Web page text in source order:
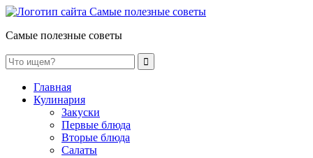
Самые полезные советы
Главная
Кулинария
Закуски
Первые блюда
Вторые блюда
Салаты